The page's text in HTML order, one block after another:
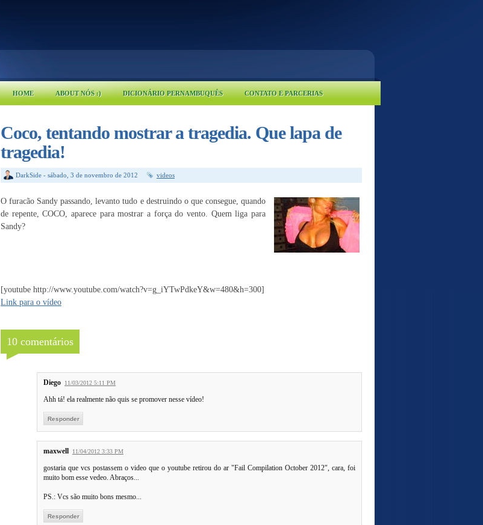
HOME ABOUT NÓS :) DICIONÁRIO PERNAMBUQUÊS CONTATO E PARCERIAS
Coco, tentando mostrar a tragedia. Que lapa de
tragedia!
DarkSide - sábado, 3 de novembro de 2012 videos
O furacão Sandy passando, levanto tudo e destruindo o que consegue, quando
de repente, COCO, aparece para mostrar a força do vento. Quem liga para
Sandy?
[youtube http://www.youtube.com/watch?v=g_iYTwPdkeY&w=480&h=300]
Link para o vídeo
10 comentários
Diego 11/03/2012 5:11 PM
Ahh tá! ela realmente não quis se promover nesse vídeo!
Responder
maxwell 11/04/2012 3:33 PM
gostaria que vcs postassem o video que o youtube retirou do ar "Fail Compilation October 2012", cara, foi
muito bom esse vedeo. Abraços...
PS.: Vcs são muito bons mesmo...
Responder